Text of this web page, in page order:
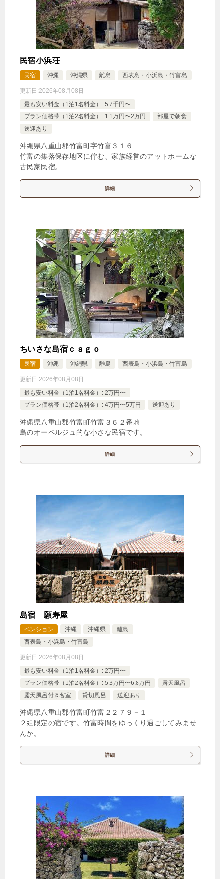
お寝坊バンザイ＼（＾o＾）／夕食のみプラン
ツイン 🍴夕食 IN15:00- OUT-11:00 禁煙ルーム
1泊大人1名 合計（税込）
禁煙ルーム
【禁煙】ツインルーム約26平米
1泊大人1名合計（税込）
18,500円
【選べるお部屋と価格】
18,500円 【禁煙】ツインルーム約26平米
14,000円【禁煙】トリプルルーム約26平米
★【先得28】早めの予約がお得♪ 【朝食付き】
【禁煙】ツインルーム約26平米
1泊大人1名合計（税込）
15,000円
【選べるお部屋と価格】
15,000円
10,500円【禁煙】トリプルルーム約26平米
★【はやとく120】超早めの予約がお得【朝夕食付
ツイン 🍴朝食・夕食 IN15:00- OUT-11:00
1泊
合計（税込）
18,000円
【選べるお部屋と価格】
18,000円【禁煙】ツインルーム約26平米
民宿小浜荘
民宿 沖縄 沖縄県 離島 西表島・小浜島・竹富島
更新日:2026年08月08日
最も安い料金（1泊1名料金）: 5.7千円〜
プラン価格帯（1泊2名料金）: 1.1万円〜2万円
部屋で朝食
送迎あり
沖縄県八重山郡竹富町字竹富３１６
竹富の集落保存地区に佇む、家族経営のアットホームな
古民家民宿。
詳細
ちいさな島宿ｃａｇｏ
民宿 沖縄 沖縄県 離島 西表島・小浜島・竹富島
更新日:2026年08月08日
最も安い料金（1泊1名料金）: 2万円〜
プラン価格帯（1泊2名料金）: 4万円〜5万円
送迎あり
沖縄県八重山郡竹富町竹富３６２番地
島のオーベルジュ的な小さな民宿です。
詳細
島宿 願寿屋
ペンション 沖縄 沖縄県
離島
西表島・小浜島・竹富島
更新日:2026年08月08日
最も安い料金（1泊1名料金）: 2万円〜
プラン価格帯（1泊2名料金）: 5.3万円〜6.8万円
露天風呂
露天風呂付き客室
貸切風呂 送迎あり
沖縄県八重山郡竹富町竹富２２７９－１
２組限定の宿です。竹富時間をゆっくり過ごしてみませ
んか。
詳細